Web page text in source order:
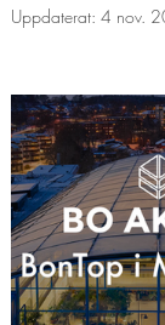
Uppdaterat: 4 nov.